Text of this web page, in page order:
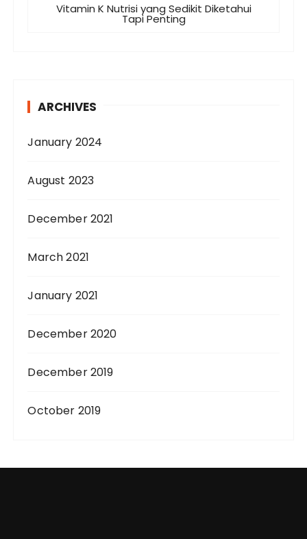
Vitamin K Nutrisi yang Sedikit Diketahui
Tapi Penting
ARCHIVES
January 2024
August 2023
December 2021
March 2021
January 2021
December 2020
December 2019
October 2019